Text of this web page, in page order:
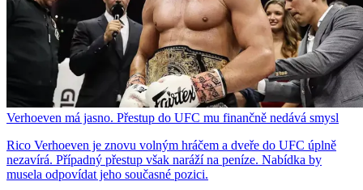
Verhoeven má jasno. Přestup do UFC mu finančně nedává smysl
Rico Verhoeven je znovu volným hráčem a dveře do UFC úplně
nezavírá. Případný přestup však naráží na peníze. Nabídka by
musela odpovídat jeho současné pozici.